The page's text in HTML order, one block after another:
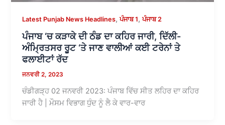
Latest Punjab News Headlines,ਪੰਜਾਬ 1,ਪੰਜਾਬ 2
ਪੰਜਾਬ ‘ਚ ਕੜਾਕੇ ਦੀ ਠੰਡ ਦਾ ਕਹਿਰ ਜਾਰੀ, ਦਿੱਲੀ-
ਅੰਮ੍ਰਿਤਸਰ ਰੂਟ ‘ਤੇ ਜਾਣ ਵਾਲੀਆਂ ਕਈ ਟਰੇਨਾਂ ਤੇ
ਫਲਾਈਟਾਂ ਰੱਦ
ਜਨਵਰੀ 2, 2023
ਚੰਡੀਗੜ੍ਹ 02 ਜਨਵਰੀ 2023: ਪੰਜਾਬ ਵਿੱਚ ਸੀਤ ਲਹਿਰ ਦਾ ਕਹਿਰ
ਜਾਰੀ ਹੈ | ਮੌਸਮ ਵਿਭਾਗ ਧੁੰਦ ਨੂੰ ਲੈ ਕੇ ਵਾਰ-ਵਾਰ